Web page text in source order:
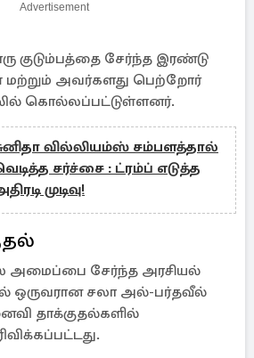
Advertisement
சேர்ந்த இரண்டு
அவர்களது பெற்றோர்
கொல்லப்பட்டுள்ளனர்.
வில்லியம்ஸ் சம்பளத்தால்
சர்ச்சை : ட்ரம்ப் எடுத்த
முடிவு!
சேர்ந்த அரசியல்
ஒருவரான சலா அல்-பர்தவீல்
தாக்குதல்களில்